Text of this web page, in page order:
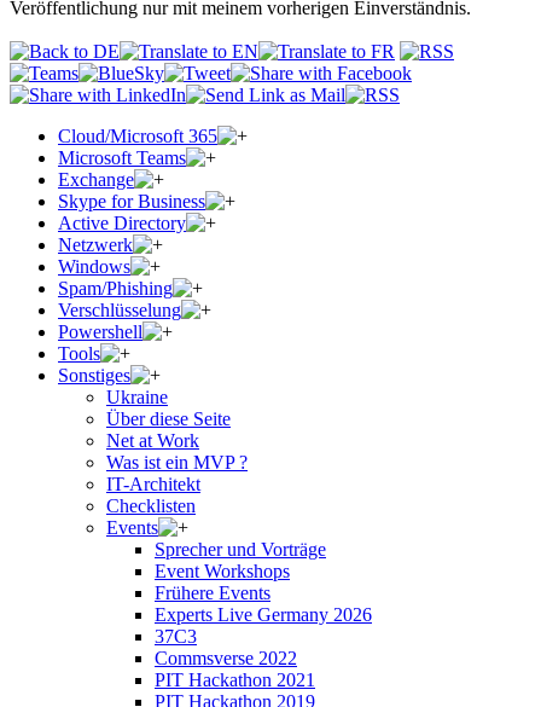
Veröffentlichung nur mit meinem vorherigen Einverständnis.
Cloud/Microsoft 365
Microsoft Teams
Exchange
Skype for Business
Active Directory
Netzwerk
Windows
Spam/Phishing
Verschlüsselung
Powershell
Tools
Sonstiges
Ukraine
Über diese Seite
Net at Work
Was ist ein MVP ?
IT-Architekt
Checklisten
Events
Sprecher und Vorträge
Event Workshops
Frühere Events
Experts Live Germany 2026
37C3
Commsverse 2022
PIT Hackathon 2021
PIT Hackathon 2019